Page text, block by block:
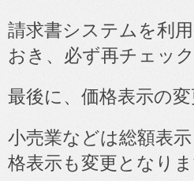
請求書システムを利
おき、必ず再チェッ
最後に、価格表示の変
小売業などは総額表
格表示も変更となりま